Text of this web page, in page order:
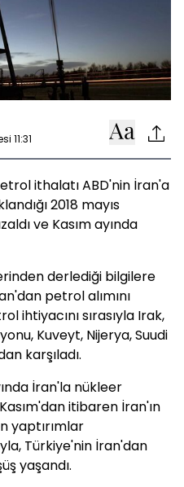
11:31
ithalatı ABD'nin İran'a
2018 mayıs
ve Kasım ayında
derlediği bilgilere
petrol alımını
ihtiyacını sırasıyla Irak,
Kuveyt, Nijerya, Suudi
karşıladı.
İran'la nükleer
itibaren İran'ın
yaptırımlar
Türkiye'nin İran'dan
yaşandı.